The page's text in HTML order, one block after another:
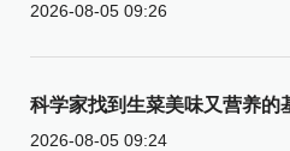
2026-08-05 09:26
科学家找到生菜美味又营养的
2026-08-05 09:24